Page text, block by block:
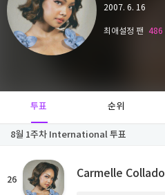
2007. 6. 16
최애설정 팬 486
투표 순위
8월 1주차 International 투표
26 Carmelle Collado